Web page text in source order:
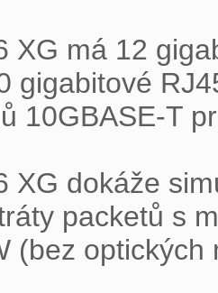
XG má 12
gigabitové
10GBASE-T
XG dokáže
packetů s
(bez optických